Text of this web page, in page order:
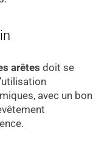
arêtes doit se
avec un bon